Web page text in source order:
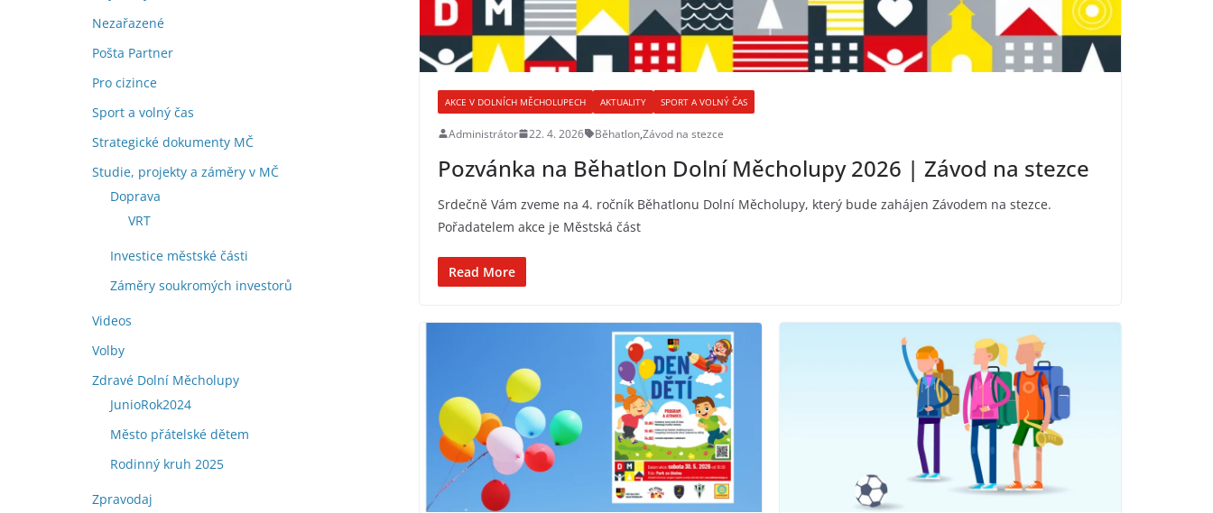
AKCE V DOLNÍCH MĚCHOLUPECH AKTUALITY SPORT A VOLNÝ ČAS
Administrátor 22. 4. 2026 Běhatlon,Závod na stezce
Pozvánka na Běhatlon Dolní Měcholupy 2026 | Závod na stezce
Srdečně Vám zveme na 4. ročník Běhatlonu Dolní Měcholupy, který bude zahájen Závodem na stezce.
Pořadatelem akce je Městská část
Read More
Nezařazené
Pošta Partner
Pro cizince
Sport a volný čas
Strategické dokumenty MČ
Studie, projekty a záměry v MČ
Doprava
VRT
Investice městské části
Záměry soukromých investorů
Videos
Volby
Zdravé Dolní Měcholupy
JunioRok2024
Město přátelské dětem
Rodinný kruh 2025
Zpravodaj